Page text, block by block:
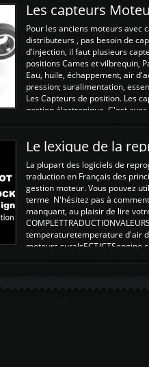
Les capteurs
Pour les anciens moteurs avec
distributeurs , pas besoin de
d'injection, il faut plusieurs
positions Cames et vilbrequin,
Eau, huile, échappement, air
pression; suralimentation,
Les Capteurs de position. Les
gestion électronique. C'est avec
Le lexique de la
La plupart des logiciels de
traduction en Français des
gestion moteur. Vous pouvez
terme N'hésitez pas à
manquant, au plaisir de lire
temperaturetemperature d'air
moteurs suralsECT/